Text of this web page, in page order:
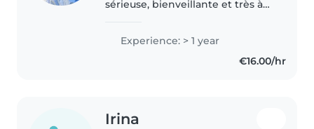
sérieuse, bienveillante et très à
année d'expérience auprès
d'enfants de tous âges, des
Experience: > 1 year
€16.00/hr
Irina